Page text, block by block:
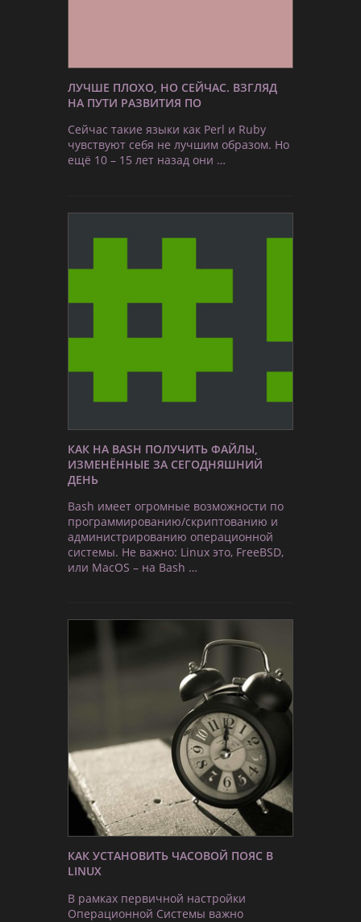
ЛУЧШЕ ПЛОХО, НО СЕЙЧАС. ВЗГЛЯД
НА ПУТИ РАЗВИТИЯ ПО
Сейчас такие языки как Perl и Ruby
чувствуют себя не лучшим образом. Но
ещё 10 – 15 лет назад они …
КАК НА BASH ПОЛУЧИТЬ ФАЙЛЫ,
ИЗМЕНЁННЫЕ ЗА СЕГОДНЯШНИЙ
ДЕНЬ
Bash имеет огромные возможности по
программированию/скриптованию и
администрированию операционной
системы. Не важно: Linux это, FreeBSD,
или MacOS – на Bash …
КАК УСТАНОВИТЬ ЧАСОВОЙ ПОЯС В
LINUX
В рамках первичной настройки
Операционной Системы важно